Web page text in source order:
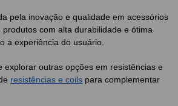
pela inovação e qualidade em acessórios
com alta durabilidade e ótima
a experiência do usuário.
explorar outras opções em resistências e
resistências e coils para complementar